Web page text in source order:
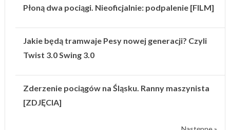
Płoną dwa pociągi. Nieoficjalnie: podpalenie [FILM]
Jakie będą tramwaje Pesy nowej generacji? Czyli
Twist 3.0 Swing 3.0
Zderzenie pociągów na Śląsku. Ranny maszynista
[ZDJĘCIA]